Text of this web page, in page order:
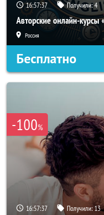
16:57:34 Получили:4
Авторские онлайн-курсы
Россия
Бесплатно
-100%
16:57:34 Получили: 13